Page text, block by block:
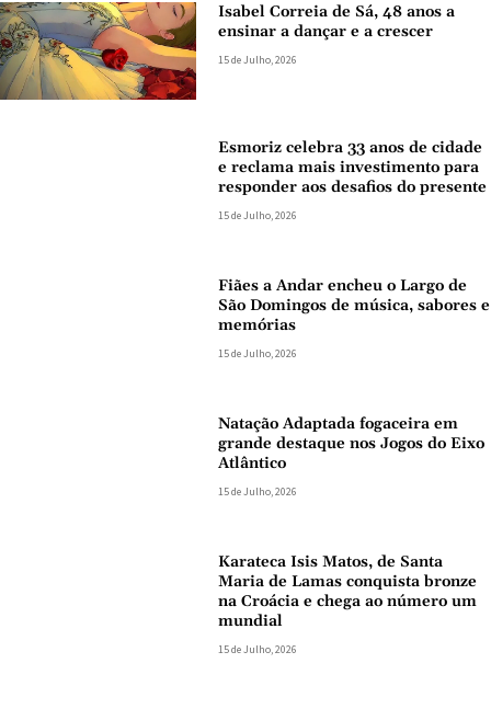
Isabel Correia de Sá, 48 anos a
ensinar a dançar e a crescer
15 de Julho, 2026
Esmoriz celebra 33 anos de cidade
e reclama mais investimento para
responder aos desafios do presente
15 de Julho, 2026
Fiães a Andar encheu o Largo de
São Domingos de música, sabores e
memórias
15 de Julho, 2026
Natação Adaptada fogaceira em
grande destaque nos Jogos do Eixo
Atlântico
15 de Julho, 2026
Karateca Isis Matos, de Santa
Maria de Lamas conquista bronze
na Croácia e chega ao número um
mundial
15 de Julho, 2026